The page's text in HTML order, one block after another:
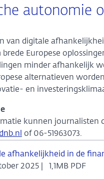
autonomie
van digitale
Europese
minder afhankelijk
alternatieven
en
kunnen journalisten
of 06-51963073.
afhankelijkheid in de
2025 |
1,1MB PDF